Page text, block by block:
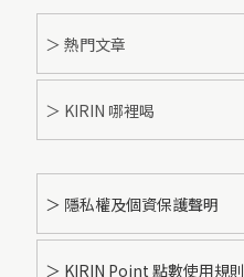
＞ 熱門文章
＞ KIRIN 哪裡喝
＞ 隱私權及個資保護聲明
＞ KIRIN Point 點數使用規則